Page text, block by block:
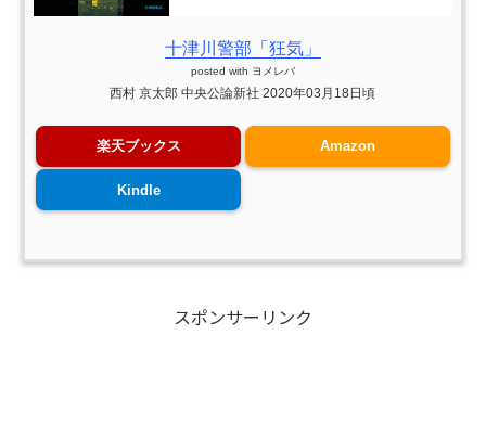
十津川警部「狂気」
posted with ヨメレバ
西村 京太郎 中央公論新社 2020年03月18日頃
楽天ブックス Amazon
Kindle
スポンサーリンク